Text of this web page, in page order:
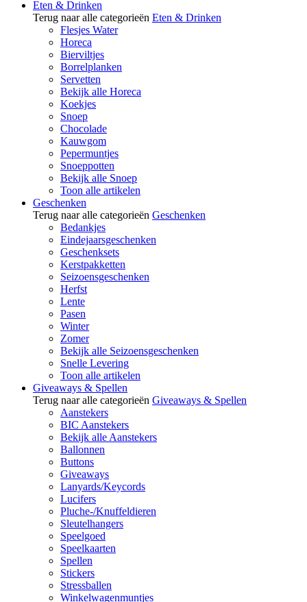
Eten & Drinken
Terug naar alle categorieën Eten & Drinken
Flesjes Water
Horeca
Bierviltjes
Borrelplanken
Servetten
Bekijk alle Horeca
Koekjes
Snoep
Chocolade
Kauwgom
Pepermuntjes
Snoeppotten
Bekijk alle Snoep
Toon alle artikelen
Geschenken
Terug naar alle categorieën Geschenken
Bedankjes
Eindejaarsgeschenken
Geschenksets
Kerstpakketten
Seizoensgeschenken
Herfst
Lente
Pasen
Winter
Zomer
Bekijk alle Seizoensgeschenken
Snelle Levering
Toon alle artikelen
Giveaways & Spellen
Terug naar alle categorieën Giveaways & Spellen
Aanstekers
BIC Aanstekers
Bekijk alle Aanstekers
Ballonnen
Buttons
Giveaways
Lanyards/Keycords
Lucifers
Pluche-/Knuffeldieren
Sleutelhangers
Speelgoed
Speelkaarten
Spellen
Stickers
Stressballen
Winkelwagenmuntjes